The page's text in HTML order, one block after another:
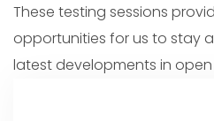
These testing sessions
opportunities for us to stay
latest developments in